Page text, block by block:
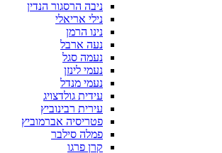
ניבה הרסגור הנדין
נילי אריאלי
נינו הרמן
נעה ארבל
נעמה סגל
נעמי לינזן
נעמי מנדל
עידית גולדצויג
עירית רבינוביץ
פטריסיה אברמוביץ
פמלה סילבר
קרן פרגו